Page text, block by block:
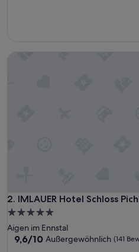
Bewertungen)
2. IMLAUER Hotel Schloss
IMLAUER Hotel Schloss
5.0-
Sterne-
Unterkunft
Aigen im Ennstal
9.6
9,6/10 Außergewöhnlich (141